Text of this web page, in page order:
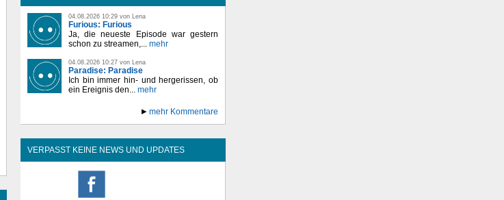
04.08.2026 10:29 von Lena
Furious: Furious
Ja, die neueste Episode war gestern
schon zu streamen,... mehr
04.08.2026 10:27 von Lena
Paradise: Paradise
Ich bin immer hin- und hergerissen, ob
ein Ereignis den... mehr
mehr Kommentare
VERPASST KEINE NEWS UND UPDATES